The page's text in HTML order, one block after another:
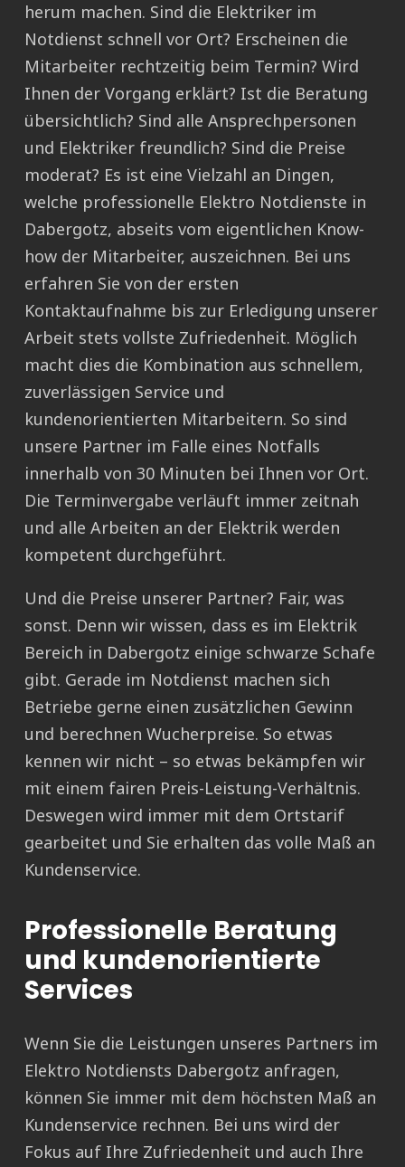
herum machen. Sind die Elektriker im
Notdienst schnell vor Ort? Erscheinen die
Mitarbeiter rechtzeitig beim Termin? Wird
Ihnen der Vorgang erklärt? Ist die Beratung
übersichtlich? Sind alle Ansprechpersonen
und Elektriker freundlich? Sind die Preise
moderat? Es ist eine Vielzahl an Dingen,
welche professionelle Elektro Notdienste in
Dabergotz, abseits vom eigentlichen Know-
how der Mitarbeiter, auszeichnen. Bei uns
erfahren Sie von der ersten
Kontaktaufnahme bis zur Erledigung unserer
Arbeit stets vollste Zufriedenheit. Möglich
macht dies die Kombination aus schnellem,
zuverlässigen Service und
kundenorientierten Mitarbeitern. So sind
unsere Partner im Falle eines Notfalls
innerhalb von 30 Minuten bei Ihnen vor Ort.
Die Terminvergabe verläuft immer zeitnah
und alle Arbeiten an der Elektrik werden
kompetent durchgeführt.
Und die Preise unserer Partner? Fair, was
sonst. Denn wir wissen, dass es im Elektrik
Bereich in Dabergotz einige schwarze Schafe
gibt. Gerade im Notdienst machen sich
Betriebe gerne einen zusätzlichen Gewinn
und berechnen Wucherpreise. So etwas
kennen wir nicht – so etwas bekämpfen wir
mit einem fairen Preis-Leistung-Verhältnis.
Deswegen wird immer mit dem Ortstarif
gearbeitet und Sie erhalten das volle Maß an
Kundenservice.
Professionelle Beratung
und kundenorientierte
Services
Wenn Sie die Leistungen unseres Partners im
Elektro Notdiensts Dabergotz anfragen,
können Sie immer mit dem höchsten Maß an
Kundenservice rechnen. Bei uns wird der
Fokus auf Ihre Zufriedenheit und auch Ihre